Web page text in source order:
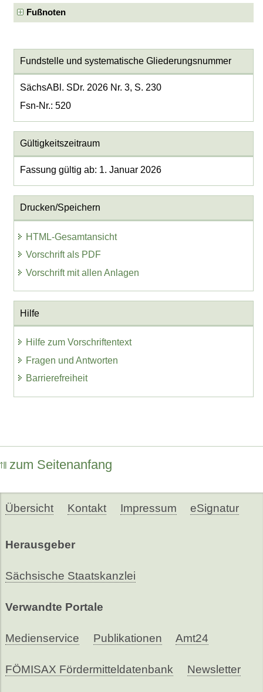
Fußnoten
Fundstelle und systematische Gliederungsnummer
SächsABl. SDr. 2026 Nr. 3, S. 230
Fsn-Nr.: 520
Gültigkeitszeitraum
Fassung gültig ab: 1. Januar 2026
Drucken/Speichern
HTML-Gesamtansicht
Vorschrift als PDF
Vorschrift mit allen Anlagen
Hilfe
Hilfe zum Vorschriftentext
Fragen und Antworten
Barrierefreiheit
zum Seitenanfang
Übersicht Kontakt Impressum eSignatur
Herausgeber
Sächsische Staatskanzlei
Verwandte Portale
Medienservice Publikationen Amt24
FÖMISAX Fördermitteldatenbank Newsletter